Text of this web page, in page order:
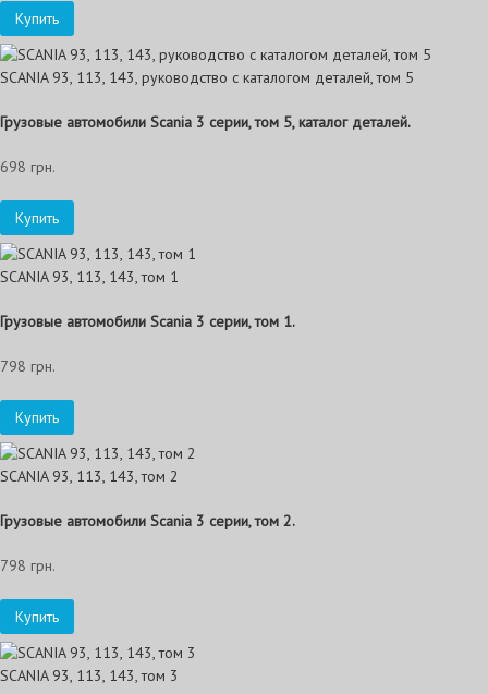
Купить
SCANIA 93, 113, 143, руководство с каталогом деталей, том 5
Грузовые автомобили Scania 3 серии, том 5, каталог деталей.
698 грн.
Купить
SCANIA 93, 113, 143, том 1
Грузовые автомобили Scania 3 серии, том 1.
798 грн.
Купить
SCANIA 93, 113, 143, том 2
Грузовые автомобили Scania 3 серии, том 2.
798 грн.
Купить
SCANIA 93, 113, 143, том 3